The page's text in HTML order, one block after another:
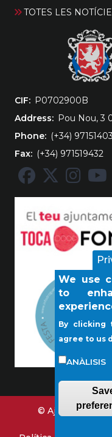
TOTES LES
CIF
‎P0702900B
Address
Pou Nou, 3
Phone
(+34)
Fax
(+34) 971519432
© Ajuntament
We use
to
By clicking
agree to us
ANÀLISIS